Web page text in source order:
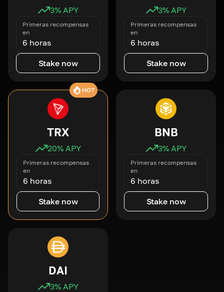
3% APY
Primeras recompensas
en
6 horas
Stake now
3% APY
Primeras recompensas
en
6 horas
Stake now
HOT
TRX
20% APY
Primeras recompensas
en
6 horas
Stake now
BNB
3% APY
Primeras recompensas
en
6 horas
Stake now
DAI
3% APY